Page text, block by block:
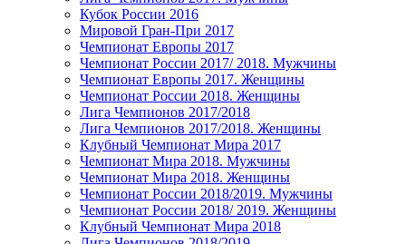
Кубок России 2016
Мировой Гран-При 2017
Чемпионат Европы 2017
Чемпионат России 2017/ 2018. Мужчины
Чемпионат Европы 2017. Женщины
Чемпионат России 2018. Женщины
Лига Чемпионов 2017/2018
Лига Чемпионов 2017/2018. Женщины
Клубный Чемпионат Мира 2017
Чемпионат Мира 2018. Мужчины
Чемпионат Мира 2018. Женщины
Чемпионат России 2018/2019. Мужчины
Чемпионат России 2018/ 2019. Женщины
Клубный Чемпионат Мира 2018